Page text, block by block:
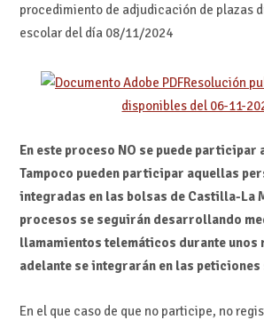
procedimiento de adjudicación de plazas
escolar del día 08/11/2024
Resolución
disponibles del 06-11-
En este proceso NO se puede participar
Tampoco pueden participar aquellas
integradas en las bolsas de Castilla-La
procesos se seguirán desarrollando
llamamientos telemáticos durante unos
adelante se integrarán en las peticiones
En el que caso de que no participe, no